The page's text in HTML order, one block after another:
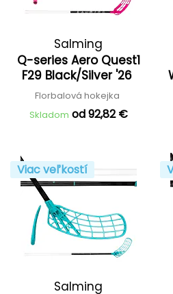
Salming
Q-series Aero Quest1
F29 Black/Silver '26
Florbalová hokejka
Skladom od 92,82 €
Viac veľkostí
Salming